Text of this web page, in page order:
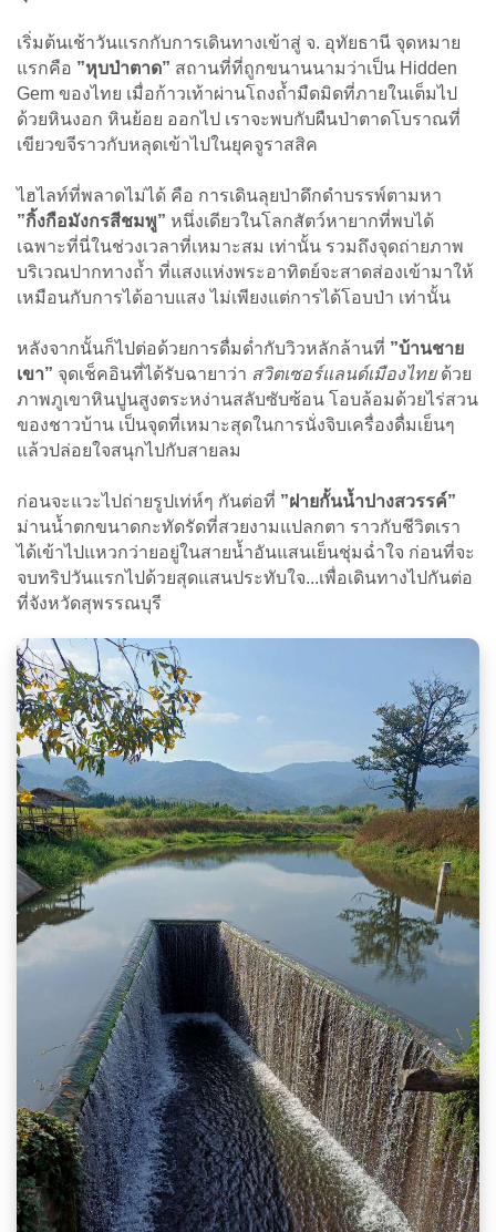
เริ่มต้นเช้าวันแรกกับการเดินทางเข้าสู่ จ. อุทัยธานี จุดหมาย
แรกคือ ”หุบป่าตาด” สถานที่ที่ถูกขนานนามว่าเป็น Hidden
Gem ของไทย เมื่อก้าวเท้าผ่านโถงถ้ำมืดมิดที่ภายในเต็มไป
ด้วยหินงอก หินย้อย ออกไป เราจะพบกับผืนป่าตาดโบราณที่
เขียวขจีราวกับหลุดเข้าไปในยุคจูราสสิค
ไฮไลท์ที่พลาดไม่ได้ คือ การเดินลุยป่าดึกดำบรรพ์ตามหา
”กิ้งกือมังกรสีชมพู” หนึ่งเดียวในโลกสัตว์หายากที่พบได้
เฉพาะที่นี่ในช่วงเวลาที่เหมาะสม เท่านั้น รวมถึงจุดถ่ายภาพ
บริเวณปากทางถ้ำ ที่แสงแห่งพระอาทิตย์จะสาดส่องเข้ามาให้
เหมือนกับการได้อาบแสง ไม่เพียงแต่การได้โอบป่า เท่านั้น
หลังจากนั้นก็ไปต่อด้วยการดื่มด่ำกับวิวหลักล้านที่ ”บ้านชาย
เขา” จุดเช็คอินที่ได้รับฉายาว่า สวิตเซอร์แลนด์เมืองไทยด้วย
ภาพภูเขาหินปูนสูงตระหง่านสลับซับซ้อน โอบล้อมด้วยไร่สวน
ของชาวบ้าน เป็นจุดที่เหมาะสุดในการนั่งจิบเครื่องดื่มเย็นๆ
แล้วปล่อยใจสนุกไปกับสายลม
ก่อนจะแวะไปถ่ายรูปเท่ห์ๆ กันต่อที่ ”ฝายกั้นน้ำปางสวรรค์”
ม่านน้ำตกขนาดกะทัดรัดที่สวยงามแปลกตา ราวกับชีวิตเรา
ได้เข้าไปแหวกว่ายอยู่ในสายน้ำอันแสนเย็นชุ่มฉ่ำใจ ก่อนที่จะ
จบทริปวันแรกไปด้วยสุดแสนประทับใจ...เพื่อเดินทางไปกันต่อ
ที่จังหวัดสุพรรณบุรี